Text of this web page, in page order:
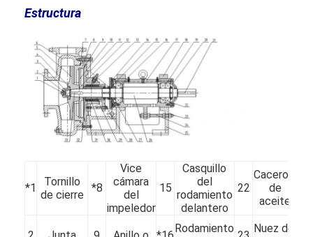
Contáctenos
Noticias
Todos los casos
Chatea Ahora
Estructura
*1
Tornillo
de cierre
*8
Vice
cámara
del
impeledor
15
Casquillo
del
rodamiento
delantero
22
Cacerola
de
aceite
Rodamiento
Nuez del